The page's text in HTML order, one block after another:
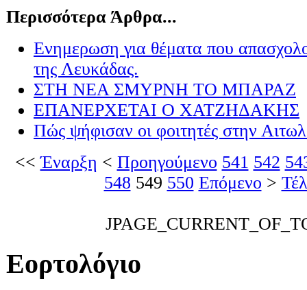
Περισσότερα Άρθρα...
Eνημερωση για θέματα που
της Λευκάδας.
ΣΤΗ ΝΕΑ ΣΜΥΡΝΗ ΤΟ ΜΠΑΡΑΖ
ΕΠΑΝΕΡΧΕΤΑΙ Ο ΧΑΤΖΗΔΑΚΗΣ
Πώς ψήφισαν οι φοιτητές στην
<<Έναρξη < Προηγούμενο 541 542
548 549 550 Επόμενο >
Εορτολόγιο